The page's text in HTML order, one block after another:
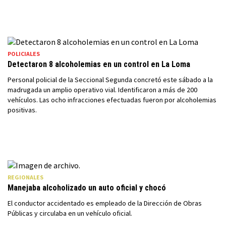
POLICIALES
Detectaron 8 alcoholemias en un control en La Loma
Personal policial de la Seccional Segunda concretó este sábado a la
madrugada un amplio operativo vial. Identificaron a más de 200
vehículos. Las ocho infracciones efectuadas fueron por alcoholemias
positivas.
REGIONALES
Manejaba alcoholizado un auto oficial y chocó
El conductor accidentado es empleado de la Dirección de Obras
Públicas y circulaba en un vehículo oficial.